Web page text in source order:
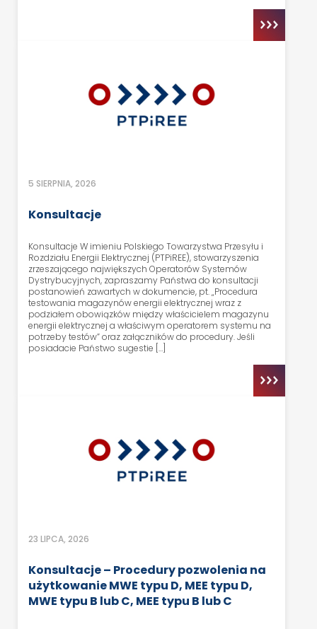
5 SIERPNIA, 2026
Konsultacje
Konsultacje W imieniu Polskiego Towarzystwa Przesyłu i
Rozdziału Energii Elektrycznej (PTPiREE), stowarzyszenia
zrzeszającego największych Operatorów Systemów
Dystrybucyjnych, zapraszamy Państwa do konsultacji
postanowień zawartych w dokumencie, pt. „Procedura
testowania magazynów energii elektrycznej wraz z
podziałem obowiązków między właścicielem magazynu
energii elektrycznej a właściwym operatorem systemu na
potrzeby testów” oraz załączników do procedury. Jeśli
posiadacie Państwo sugestie […]
23 LIPCA, 2026
Konsultacje – Procedury pozwolenia na
użytkowanie MWE typu D, MEE typu D,
MWE typu B lub C, MEE typu B lub C